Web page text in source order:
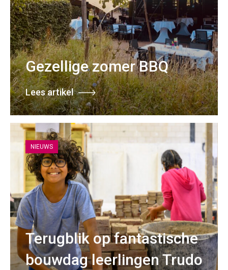
Gezellige zomer BBQ
Lees artikel
NIEUWS
Terugblik op fantastische
bouwdag leerlingen Trudo